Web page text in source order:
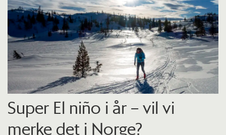
Super El niño i år – vil vi
merke det i Norge?